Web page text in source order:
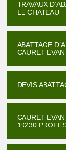
TRAVAUX
LE CHATEAU
ABATTAGE
CAURET
DEVIS
CAURET
19230